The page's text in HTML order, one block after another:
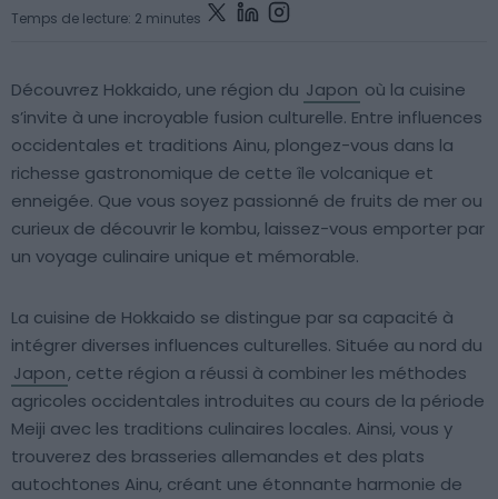
Temps de lecture: 2 minutes
Découvrez Hokkaido, une région du Japon où la cuisine
s’invite à une incroyable fusion culturelle. Entre influences
occidentales et traditions Ainu, plongez-vous dans la
richesse gastronomique de cette île volcanique et
enneigée. Que vous soyez passionné de fruits de mer ou
curieux de découvrir le kombu, laissez-vous emporter par
un voyage culinaire unique et mémorable.
La cuisine de Hokkaido se distingue par sa capacité à
intégrer diverses influences culturelles. Située au nord du
Japon, cette région a réussi à combiner les méthodes
agricoles occidentales introduites au cours de la période
Meiji avec les traditions culinaires locales. Ainsi, vous y
trouverez des brasseries allemandes et des plats
autochtones Ainu, créant une étonnante harmonie de